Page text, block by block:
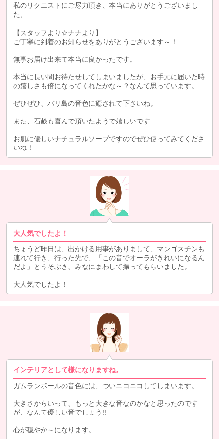
私のリクエストにご尽力頂き、本当にありがとうございまし
た。
【スタッフより☆ナナより】
ご丁寧に到着のお知らせをありがとうございます～！
無事お届け出来て本当に良かったです。
本当に長い間お待たせしてしまいましたが、お手元に届いた時
の嬉しさも倍になってくれたかな～？なんて思っています。
ぜひぜひ、バリ島の音色に癒されて下さいね。
また、石鹸も喜んで頂いたようで嬉しいです
お肌に優しいナチュラルソープですのでぜひ使ってみてくださ
いね！
大人気でしたよ！
ちょうど昨日は、出かける用事がありまして、マンゴスチンも
連れて行き、行った先で、「この音でオーラがきれいになるん
だよ」とうそぶき、みなにまわして振ってもらいました。
大人気でしたよ！
インテリアとして様になりますね。
ガムランボールの音色には、ついニコニコしてしまいます。
大きさからいって、もっと大きな音なのかなと思ったのです
が、なんて優しい音でしょう!!
心が穏やか～になります。